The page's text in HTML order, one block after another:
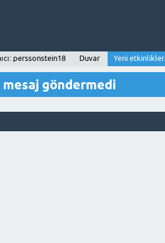
perssonstein18 Duvar Yeni etkinlikler
göndermedi